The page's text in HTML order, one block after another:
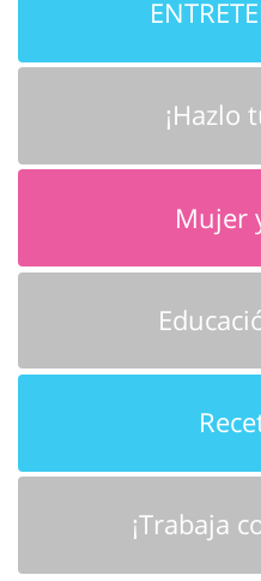
¡Hazlo
Mujer
¡Trabaja